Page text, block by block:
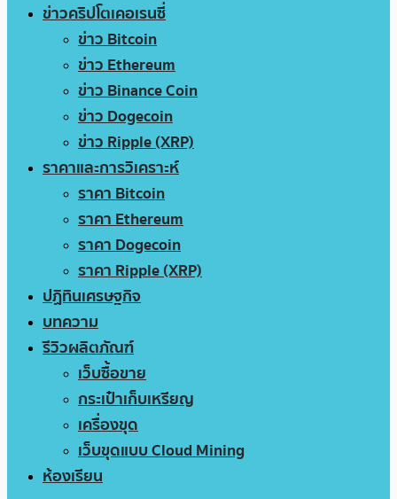
ข่าวคริปโตเคอเรนซี่
ข่าว Bitcoin
ข่าว Ethereum
ข่าว Binance Coin
ข่าว Dogecoin
ข่าว Ripple (XRP)
ราคาและการวิเคราะห์
ราคา Bitcoin
ราคา Ethereum
ราคา Dogecoin
ราคา Ripple (XRP)
ปฏิทินเศรษฐกิจ
บทความ
รีวิวผลิตภัณฑ์
เว็บซื้อขาย
กระเป๋าเก็บเหรียญ
เครื่องขุด
เว็บขุดแบบ Cloud Mining
ห้องเรียน